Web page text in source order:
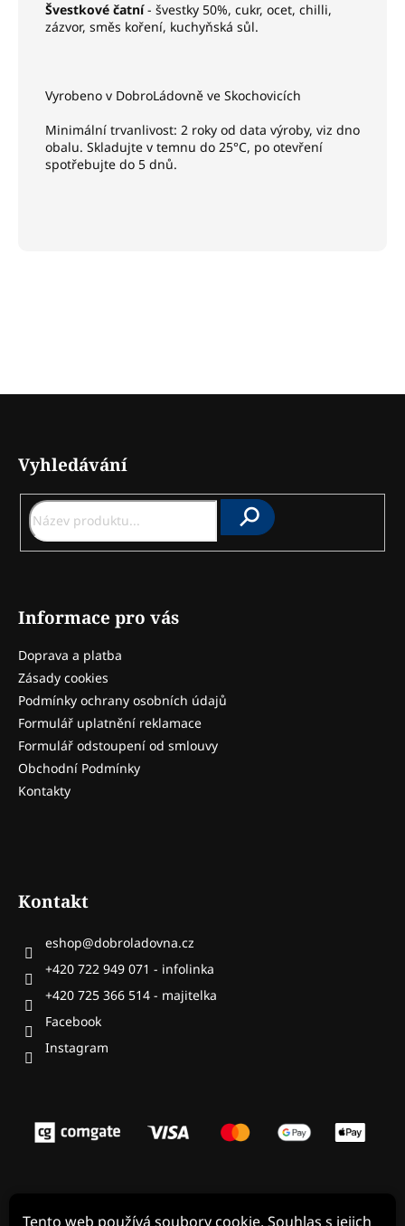
Tento web používá soubory cookie. Souhlas s jejich
Švestkové čatní- švestky 50%, cukr, ocet, chilli,
zázvor, směs koření, kuchyňská sůl.
Vyrobeno v DobroLádovně ve Skochovicích
Minimální trvanlivost: 2 roky od data výroby, viz dno
obalu. Skladujte v temnu do 25°C, po otevření
spotřebujte do 5 dnů.
Vyhledávání
Hledat
Informace pro vás
Doprava a platba
Zásady cookies
Podmínky ochrany osobních údajů
Formulář uplatnění reklamace
Formulář odstoupení od smlouvy
Obchodní Podmínky
Kontakty
Kontakt
eshop@dobroladovna.cz
+420 722 949 071 - infolinka
+420 725 366 514 - majitelka
Facebook